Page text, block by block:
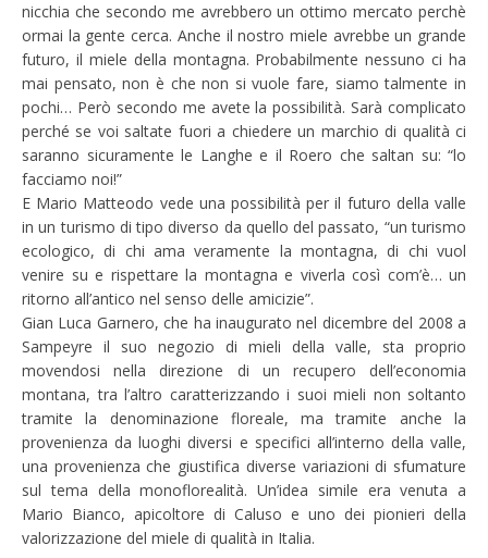
nicchia che secondo me avrebbero un ottimo mercato perchè
ormai la gente cerca. Anche il nostro miele avrebbe un grande
futuro, il miele della montagna. Probabilmente nessuno ci ha
mai pensato, non è che non si vuole fare, siamo talmente in
pochi… Però secondo me avete la possibilità. Sarà complicato
perché se voi saltate fuori a chiedere un marchio di qualità ci
saranno sicuramente le Langhe e il Roero che saltan su: “lo
facciamo noi!”
E Mario Matteodo vede una possibilità per il futuro della valle
in un turismo di tipo diverso da quello del passato, “un turismo
ecologico, di chi ama veramente la montagna, di chi vuol
venire su e rispettare la montagna e viverla così com’è… un
ritorno all’antico nel senso delle amicizie”.
Gian Luca Garnero, che ha inaugurato nel dicembre del 2008 a
Sampeyre il suo negozio di mieli della valle, sta proprio
movendosi nella direzione di un recupero dell’economia
montana, tra l’altro caratterizzando i suoi mieli non soltanto
tramite la denominazione floreale, ma tramite anche la
provenienza da luoghi diversi e specifici all’interno della valle,
una provenienza che giustifica diverse variazioni di sfumature
sul tema della monoflorealità. Un’idea simile era venuta a
Mario Bianco, apicoltore di Caluso e uno dei pionieri della
valorizzazione del miele di qualità in Italia.